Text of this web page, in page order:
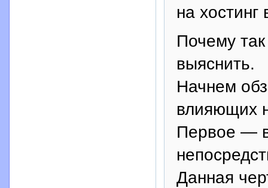
на
Почему
выяснить.
Начнем
влияющих
Первое —
Данная